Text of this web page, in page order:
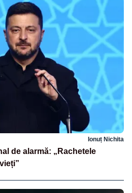
Ionuț Nichita
de alarmă: „Rachetele